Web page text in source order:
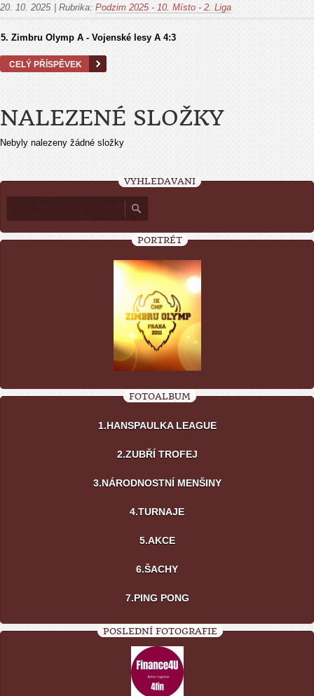
20. 10. 2025 Rubrika: Podzim 2025 - 10. Místo - 2. Liga
5. Zimbru Olymp A - Vojenské lesy A 4:3
CELÝ PŘÍSPĚVEK
NALEZENÉ SLOŽKY
Nebyly nalezeny žádné složky
VYHLEDÁVÁNÍ
PORTRÉT
FOTOALBUM
1.HANSPAULKA LEAGUE
2.ZUBŘÍ TROFEJ
3.NÁRODNOSTNÍ MENŠINY
4.TURNAJE
5.AKCE
6.ŠACHY
7.PING PONG
POSLEDNÍ FOTOGRAFIE